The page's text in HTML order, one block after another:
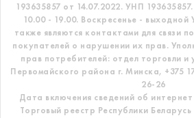
193635857 от 14.07.2022. УНП 193635857.
10.00 - 19.00. Воскресенье - выходной
также являются контактами для связи
покупателей о нарушении их прав.
прав потребителей: отдел торговли и
Первомайского района г. Минска, +375
26-26
Дата включения сведений об
Торговый реестр Республики